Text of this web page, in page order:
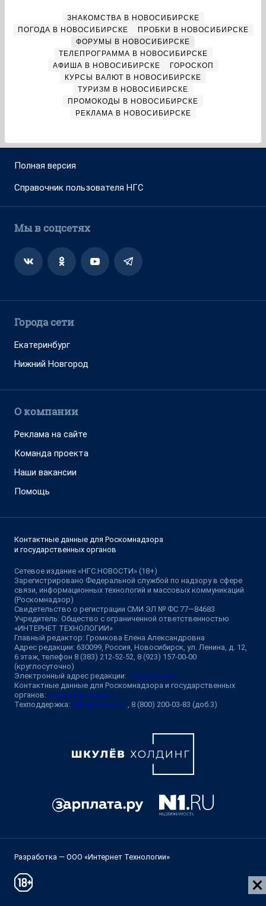
ЗНАКОМСТВА В НОВОСИБИРСКЕ
ПОГОДА В НОВОСИБИРСКЕ
ПРОБКИ В НОВОСИБИРСКЕ
ФОРУМЫ В НОВОСИБИРСКЕ
ТЕЛЕПРОГРАММА В НОВОСИБИРСКЕ
АФИША В НОВОСИБИРСКЕ
ГОРОСКОП
КУРСЫ ВАЛЮТ В НОВОСИБИРСКЕ
ТУРИЗМ В НОВОСИБИРСКЕ
ПРОМОКОДЫ В НОВОСИБИРСКЕ
РЕКЛАМА В НОВОСИБИРСКЕ
Полная версия
Справочник пользователя НГС
Мы в соцсетях
Города сети
Екатеринбург
Нижний Новгород
О компании
Реклама на сайте
Команда проекта
Наши вакансии
Помощь
Контактные данные для Роскомнадзора
и государственных органов
Сетевое издание «НГС.НОВОСТИ» (18+)
Зарегистрировано Федеральной службой по надзору в сфере
связи, информационных технологий и массовых коммуникаций
(Роскомнадзор)
Свидетельство о регистрации СМИ ЭЛ № ФС 77—84683
Учредитель: Общество с ограниченной ответственностью
«ИНТЕРНЕТ ТЕХНОЛОГИИ»
Главный редактор: Громкова Елена Александровна
Адрес редакции: 630099, Россия, Новосибирск, ул. Ленина, д. 12,
6 этаж, телефон 8 (383) 212-52-52, 8 (923) 157-00-00
(круглосуточно)
Электронный адрес редакции: ngs@shkulev.ru
Контактные данные для Роскомнадзора и государственных
органов: juristnsk@shkulev.ru
Техподдержка: help@shkulev.ru , 8 (800) 200-03-83 (доб.3)
Разработка — ООО «Интернет Технологии»